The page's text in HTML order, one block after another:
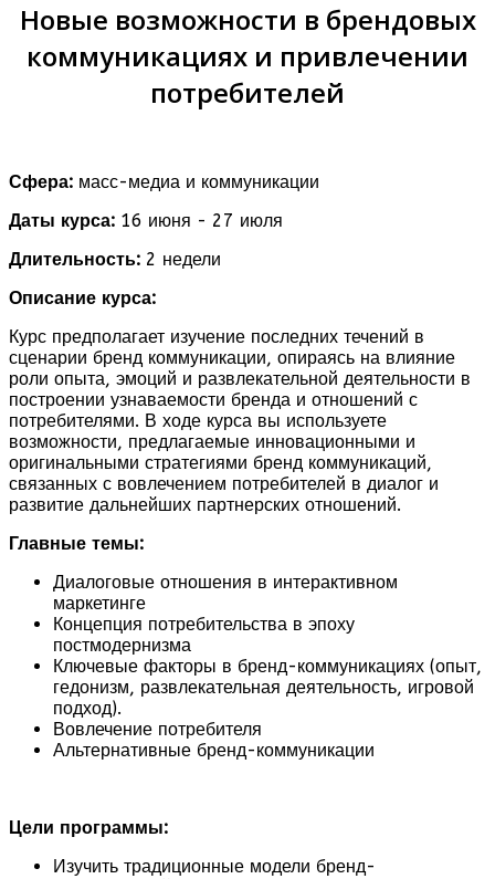
Новые возможности в брендовых
коммуникациях и привлечении
потребителей
Сфера: масс-медиа и коммуникации
Даты курса: 16 июня - 27 июля
Длительность: 2 недели
Описание курса:
Курс предполагает изучение последних течений в
сценарии бренд коммуникации, опираясь на влияние
роли опыта, эмоций и развлекательной деятельности в
построении узнаваемости бренда и отношений с
потребителями. В ходе курса вы используете
возможности, предлагаемые инновационными и
оригинальными стратегиями бренд коммуникаций,
связанных с вовлечением потребителей в диалог и
развитие дальнейших партнерских отношений.
Главные темы:
Диалоговые отношения в интерактивном
маркетинге
Концепция потребительства в эпоху
постмодернизма
Ключевые факторы в бренд-коммуникациях (опыт,
гедонизм, развлекательная деятельность, игровой
подход).
Вовлечение потребителя
Альтернативные бренд-коммуникации
Цели программы:
Изучить традиционные модели бренд-